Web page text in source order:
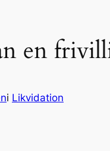
en
i Likvidation